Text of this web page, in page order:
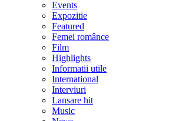
Events
Expozitie
Featured
Femei românce
Film
Highlights
Informatii utile
International
Interviuri
Lansare hit
Music